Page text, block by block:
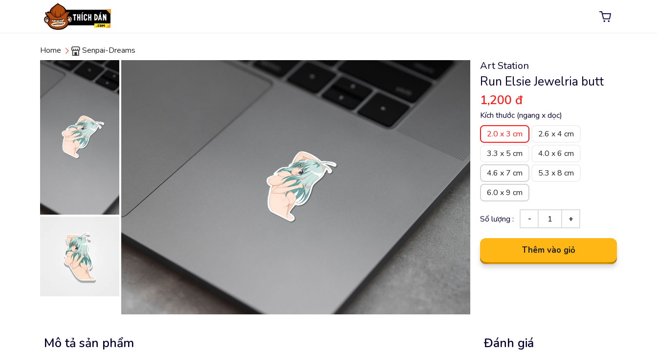
Home Senpai-Dreams
Art Station
Run Elsie Jewelria butt
1,200 đ
Kích thước (ngang x dọc)
2.0 x 3 cm
2.6 x 4 cm
3.3 x 5 cm
4.0 x 6 cm
4.6 x 7 cm
5.3 x 8 cm
6.0 x 9 cm
Số lượng :
Thêm vào giỏ
Mô tả sản phẩm Đánh giá